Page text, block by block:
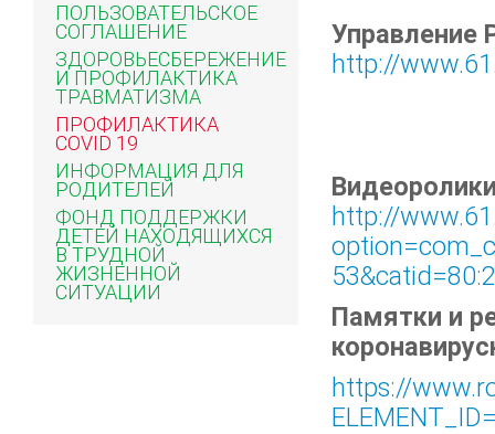
ПОЛЬЗОВАТЕЛЬСКОЕ
СОГЛАШЕНИЕ
ЗДОРОВЬЕСБЕРЕЖЕНИЕ
И ПРОФИЛАКТИКА
ТРАВМАТИЗМА
ПРОФИЛАКТИКА
COVID 19
ИНФОРМАЦИЯ ДЛЯ
РОДИТЕЛЕЙ
ФОНД ПОДДЕРЖКИ
ДЕТЕЙ НАХОДЯЩИХСЯ
В ТРУДНОЙ
ЖИЗНЕННОЙ
СИТУАЦИИ
Управление
http://
http://
Памятки и
https://